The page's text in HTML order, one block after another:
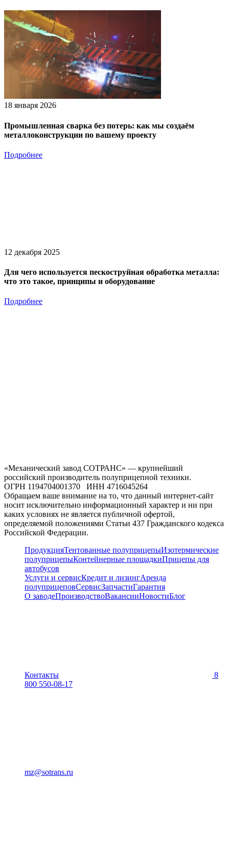
18 января 2026
Промышленная сварка без потерь: как мы создаём
металлоконструкции по вашему проекту
Подробнее
12 декабря 2025
Для чего используется пескоструйная обработка металла:
что это такое, принципы и оборудование
Подробнее
«Механический завод СОТРАНС» — крупнейший
российский производитель полуприцепной техники.
ОГРН 1194704001370 ИНН 4716045264
Обращаем ваше внимание на то, что данный интернет-сайт
носит исключительно информационный характер и ни при
каких условиях не является публичной офертой,
определяемой положениями Статьи 437 Гражданского кодекса
Российской Федерации.
ПродукцияТентованные полуприцепыИзотермические
полуприцепыКонтейнерные площадкиПрицепы для
автобусов
Услуги и сервисКредит и лизингАренда
полуприцеповСервисЗапчастиГарантия
О заводеПроизводствоВакансииНовостиБлог
Контакты
8
800 550-08-17
mz@sotrans.ru